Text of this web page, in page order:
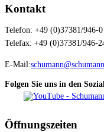
Kontakt
Telefon: +49 (0)37381/946-0
Telefax: +49 (0)37381/946-
E-Mail:
Folgen Sie uns in den
Öffnungszeiten